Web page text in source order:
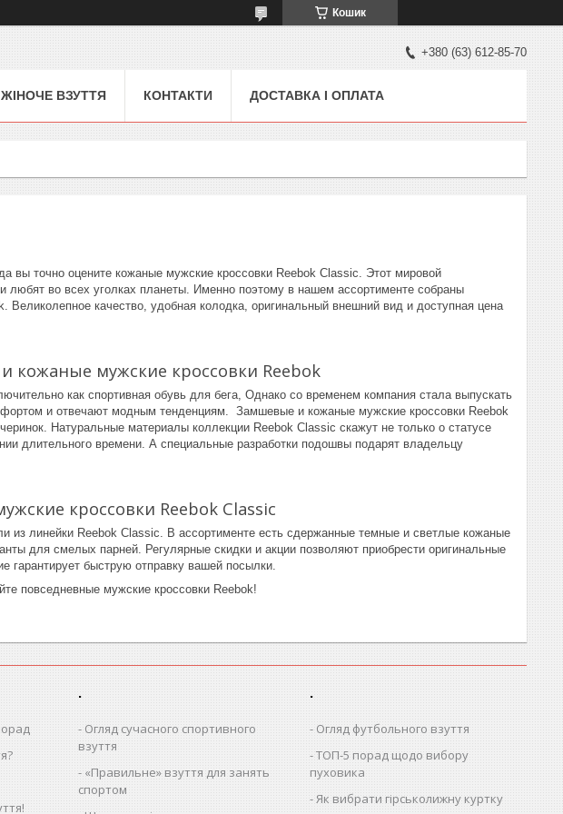
Кошик
+380 (63) 612-85-70
ЖІНОЧЕ ВЗУТТЯ КОНТАКТИ ДОСТАВКА І ОПЛАТА
вы точно оцените кожаные мужские кроссовки Reebok Classic. Этот мировой
любят во всех уголках планеты. Именно поэтому в нашем ассортименте собраны
качество, удобная колодка, оригинальный внешний вид и доступная цена
кожаные мужские кроссовки Reebok
как спортивная обувь для бега, Однако со временем компания стала выпускать
и отвечают модным тенденциям. Замшевые и кожаные мужские кроссовки Reebok
Натуральные материалы коллекции Reebok Classic скажут не только о статусе
длительного времени. А специальные разработки подошвы подарят владельцу
кроссовки Reebok Classic
из линейки Reebok Classic. В ассортименте есть сдержанные темные и светлые кожаные
для смелых парней. Регулярные скидки и акции позволяют приобрести оригинальные
гарантирует быструю отправку вашей посылки.
повседневные мужские кроссовки Reebok!
.
Огляд сучасного спортивного
взуття
«Правильне» взуття для занять
спортом
.
Огляд футбольного взуття
ТОП-5 порад щодо вибору
пуховика
Як вибрати гірськолижну куртку